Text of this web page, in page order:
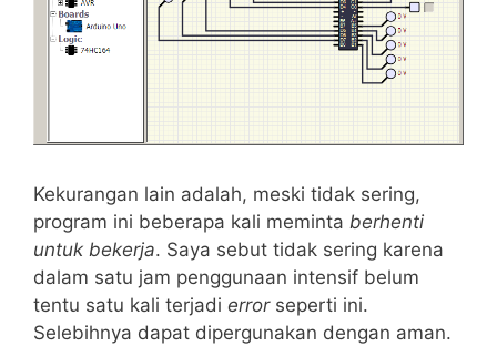
Kekurangan lain adalah, meski tidak sering,
program ini beberapa kali meminta berhenti
untuk bekerja. Saya sebut tidak sering karena
dalam satu jam penggunaan intensif belum
tentu satu kali terjadi errorseperti ini.
Selebihnya dapat dipergunakan dengan aman.